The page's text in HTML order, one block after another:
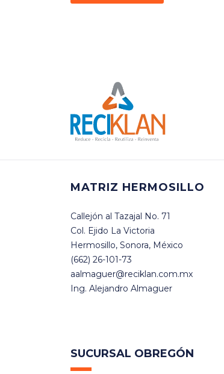
MATRIZ HERMOSILLO
Callejón al Tazajal No. 71
Col. Ejido La Victoria
Hermosillo, Sonora, México
(662) 26-101-73
aalmaguer@reciklan.com.mx
Ing. Alejandro Almaguer
SUCURSAL OBREGÓN